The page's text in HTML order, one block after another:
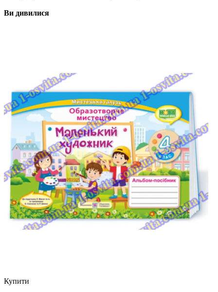
Ви дивилися
Купити